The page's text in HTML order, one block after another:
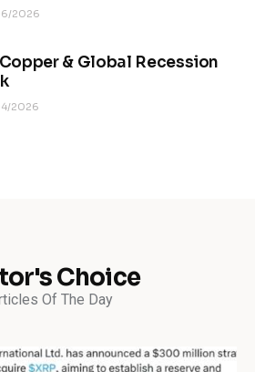
2026
Copper & Global Recession
2026
Choice
Of The Day